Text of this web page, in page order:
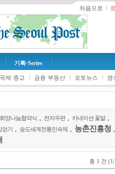
처음으로 l
기획·Series
국제·종교 l 금융·부동산 l 포토뉴스 l 영
희망나눔협약식 전자우편 카네이션 꽃말
걷기 송도세계전통민속제 농촌진흥청
총 1 건